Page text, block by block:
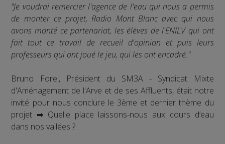
"Je voudrai remercier l'agence de l'eau qui nous a permis
de monter ce projet, Radio Mont Blanc avec qui nous
avons monté ce partenariat, les élèves de l'ENILV qui ont
fait tout ce travail de recueil d'opinion et puis leurs
professeurs qui ont joué le jeu, qui les ont encadré."
Bruno Forel, Président du SM3A - Syndicat Mixte
d'Aménagement de l'Arve et de ses Affluents, était notre
invité pour nous conclure le 3ème et dernier thème du
projet ➡ Quelle place laissons-nous aux cours d’eau
dans nos vallées ?